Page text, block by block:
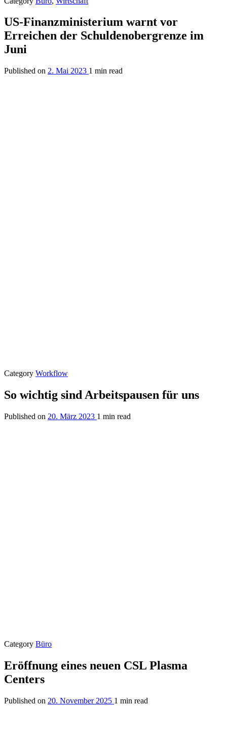
US-Finanzministerium warnt vor
Erreichen der Schuldenobergrenze im
Juni
Published on 2. Mai 2023 1 min read
Category Workflow
So wichtig sind Arbeitspausen für uns
Published on 20. März 2023 1 min read
Category Büro
Eröffnung eines neuen CSL Plasma
Centers
Published on 20. November 2025 1 min read